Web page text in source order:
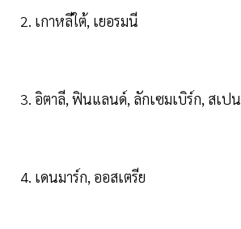
2. เกาหลีใต้, เยอรมนี
3. อิตาลี, ฟินแลนด์, ลักเซมเบิร์ก, สเปน
4. เดนมาร์ก, ออสเตรีย